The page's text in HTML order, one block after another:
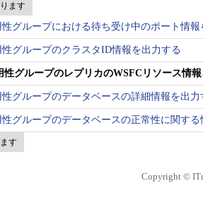
ます
性グループにおける待ち受け中のポート情報
性グループのクラスタID情報を出力する
性グループのレプリカのWSFCリソース情
性グループのデータベースの詳細情報を出力
性グループのデータベースの正常性に関する
す
Copyright ©